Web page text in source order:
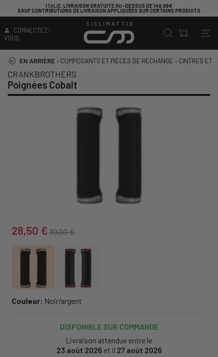
ITALIE: LIVRAISON GRATUITE AU-DESSUS DE 149,99€
SAUF CONTRIBUTIONS DE LIVRAISON APPLIQUÉES SUR CERTAINS PRODUITS
CONNECTEZ-
VOUS
CICLIMATTIO
EN ARRIÈRE › COMPOSANTS ET PIÈCES DE RECHANGE › CINTRES ET
CRANKBROTHERS
Poignées Cobalt
28,50 € 30,00 €
Couleur: Noir/argent
DISPONIBLE SUR COMMANDE
Livraison attendue entre le
23 août 2026 et il 27 août 2026